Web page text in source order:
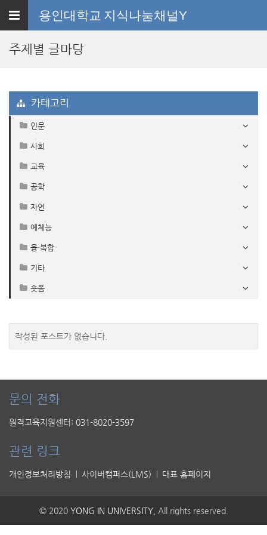
Toggle
용인대학교 지식나눔채널Y
주제별 글마당
카테고리
인문
사회
교육
공학
자연
예체능
융·복합
기타
숏폼
작성된 포스트가 없습니다.
문의 전화
원격교육지원센터: 031-8020-3597
관련 링크
개인정보처리방침 사이버캠퍼스(LMS) 대표 홈페이지
© 2020 YONG IN UNIVERSITY, All rights reserved.